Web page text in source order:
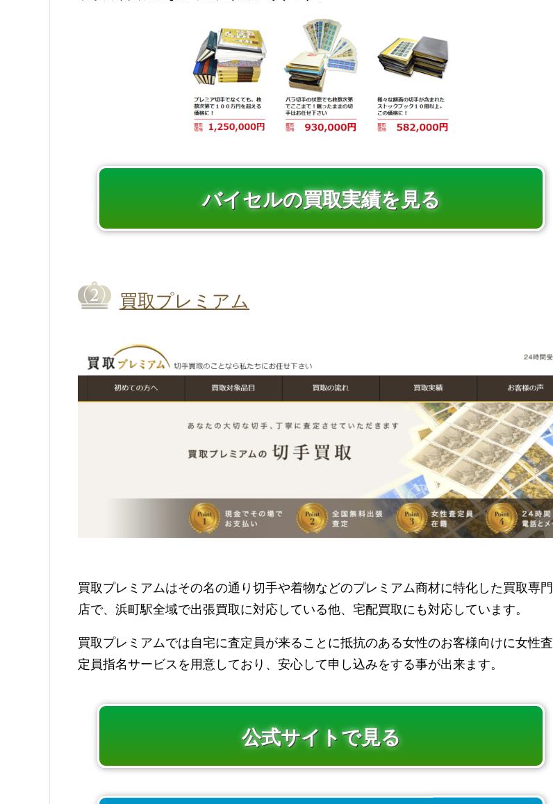
バイセルの買取実績を見る
買取プレミアム
買取プレミアムはその名の通り切手や着物などのプレミアム商材に特化した買取専門
店で、浜町駅全域で出張買取に対応している他、宅配買取にも対応しています。
買取プレミアムでは自宅に査定員が来ることに抵抗のある女性のお客様向けに女性査
定員指名サービスを用意しており、安心して申し込みをする事が出来ます。
公式サイトで見る